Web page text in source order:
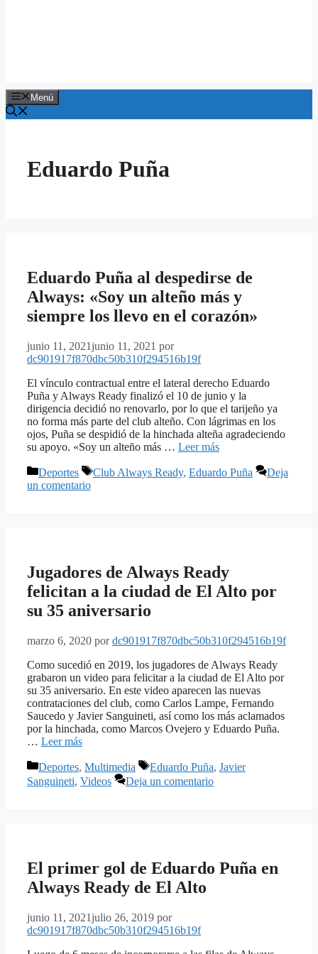
Menú
Eduardo Puña
Eduardo Puña al despedirse de
Always: «Soy un alteño más y
siempre los llevo en el corazón»
junio 11, 2021junio 11, 2021 por
dc901917f870dbc50b310f294516b19f
El vínculo contractual entre el lateral derecho Eduardo
Puña y Always Ready finalizó el 10 de junio y la
dirigencia decidió no renovarlo, por lo que el tarijeño ya
no forma más parte del club alteño. Con lágrimas en los
ojos, Puña se despidió de la hinchada alteña agradeciendo
su apoyo. «Soy un alteño más … Leer más
Categorías
Deportes Etiquetas
Club Always Ready, Eduardo Puña
Deja
un comentario
Jugadores de Always Ready
felicitan a la ciudad de El Alto por
su 35 aniversario
marzo 6, 2020 pordc901917f870dbc50b310f294516b19f
Como sucedió en 2019, los jugadores de Always Ready
grabaron un video para felicitar a la ciudad de El Alto por
su 35 aniversario. En este video aparecen las nuevas
contrataciones del club, como Carlos Lampe, Fernando
Saucedo y Javier Sanguineti, así como los más aclamados
por la hinchada, como Marcos Ovejero y Eduardo Puña.
… Leer más
Categorías
Deportes, Multimedia Etiquetas
Eduardo Puña, Javier
Sanguineti, Videos Deja un comentario
El primer gol de Eduardo Puña en
Always Ready de El Alto
junio 11, 2021julio 26, 2019 por
dc901917f870dbc50b310f294516b19f